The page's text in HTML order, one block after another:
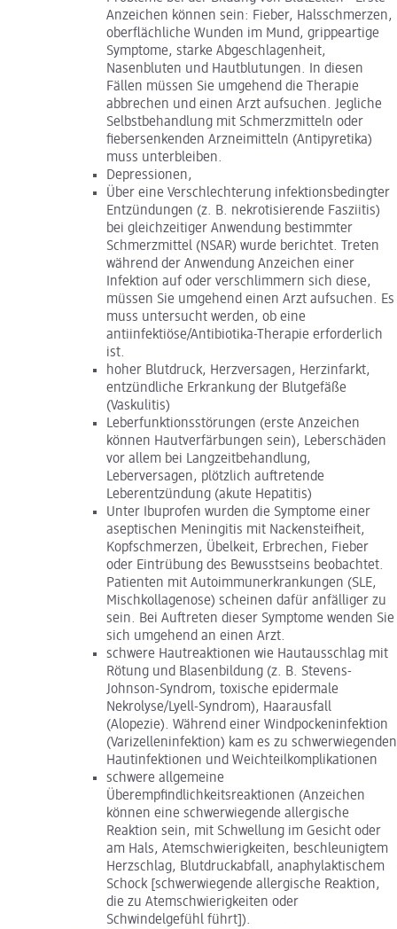
Anzeichen können sein: Fieber, Halsschmerzen,
oberflächliche Wunden im Mund, grippeartige
Symptome, starke Abgeschlagenheit,
Nasenbluten und Hautblutungen. In diesen
Fällen müssen Sie umgehend die Therapie
abbrechen und einen Arzt aufsuchen. Jegliche
Selbstbehandlung mit Schmerzmitteln oder
fiebersenkenden Arzneimitteln (Antipyretika)
muss unterbleiben.
Depressionen,
Über eine Verschlechterung infektionsbedingter
Entzündungen (z. B. nekrotisierende Fasziitis)
bei gleichzeitiger Anwendung bestimmter
Schmerzmittel (NSAR) wurde berichtet. Treten
während der Anwendung Anzeichen einer
Infektion auf oder verschlimmern sich diese,
müssen Sie umgehend einen Arzt aufsuchen. Es
muss untersucht werden, ob eine
antiinfektiöse/Antibiotika-Therapie erforderlich
ist.
hoher Blutdruck, Herzversagen, Herzinfarkt,
entzündliche Erkrankung der Blutgefäße
(Vaskulitis)
Leberfunktionsstörungen (erste Anzeichen
können Hautverfärbungen sein), Leberschäden
vor allem bei Langzeitbehandlung,
Leberversagen, plötzlich auftretende
Leberentzündung (akute Hepatitis)
Unter Ibuprofen wurden die Symptome einer
aseptischen Meningitis mit Nackensteifheit,
Kopfschmerzen, Übelkeit, Erbrechen, Fieber
oder Eintrübung des Bewusstseins beobachtet.
Patienten mit Autoimmunerkrankungen (SLE,
Mischkollagenose) scheinen dafür anfälliger zu
sein. Bei Auftreten dieser Symptome wenden Sie
sich umgehend an einen Arzt.
schwere Hautreaktionen wie Hautausschlag mit
Rötung und Blasenbildung (z. B. Stevens-
Johnson-Syndrom, toxische epidermale
Nekrolyse/Lyell-Syndrom), Haarausfall
(Alopezie). Während einer Windpockeninfektion
(Varizelleninfektion) kam es zu schwerwiegenden
Hautinfektionen und Weichteilkomplikationen
schwere allgemeine
Überempfindlichkeitsreaktionen (Anzeichen
können eine schwerwiegende allergische
Reaktion sein, mit Schwellung im Gesicht oder
am Hals, Atemschwierigkeiten, beschleunigtem
Herzschlag, Blutdruckabfall, anaphylaktischem
Schock [schwerwiegende allergische Reaktion,
die zu Atemschwierigkeiten oder
Schwindelgefühl führt]).